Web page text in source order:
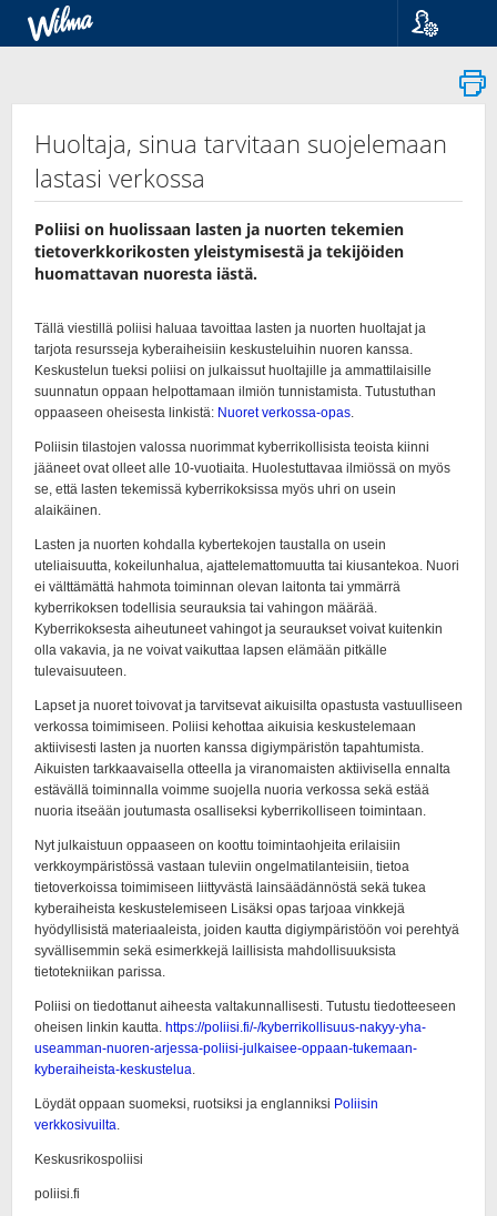
Suomi
Svenska
Huoltaja, sinua tarvitaan suojelemaan
lastasi verkossa
Poliisi on huolissaan lasten ja nuorten tekemien
tietoverkkorikosten yleistymisestä ja tekijöiden
huomattavan nuoresta iästä.